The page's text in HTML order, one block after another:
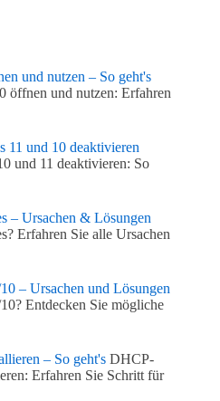
und nutzen – So geht's
öffnen und nutzen: Erfahren
11 und 10 deaktivieren
und 11 deaktivieren: So
– Ursachen & Lösungen
Erfahren Sie alle Ursachen
– Ursachen und Lösungen
Entdecken Sie mögliche
– So geht's DHCP-
Erfahren Sie Schritt für